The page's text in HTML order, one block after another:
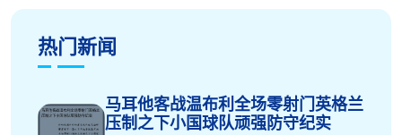
热门新闻
马耳他客战温布利全场零射门英格兰
压制之下小国球队顽强防守纪实